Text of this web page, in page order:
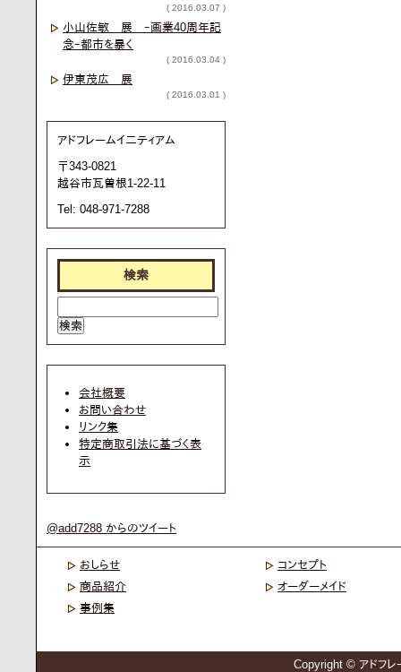
( 2016.03.07 )
小山佐敏 展 ｰ画業40周年記
念ｰ都市を暴く
( 2016.03.04 )
伊東茂広 展
( 2016.03.01 )
アドフレームイ二ティアム
〒343-0821
越谷市瓦曽根1-22-11
Tel: 048-971-7288
検索
会社概要
お問い合わせ
リンク集
特定商取引法に基づく表
示
@add7288 からのツイート
おしらせ
商品紹介
事例集
コンセプト
オーダーメイド
Copyright © アドフレ